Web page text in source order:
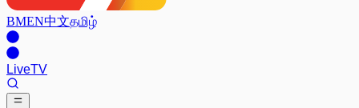
BMEN中文தமிழ்
LiveTV